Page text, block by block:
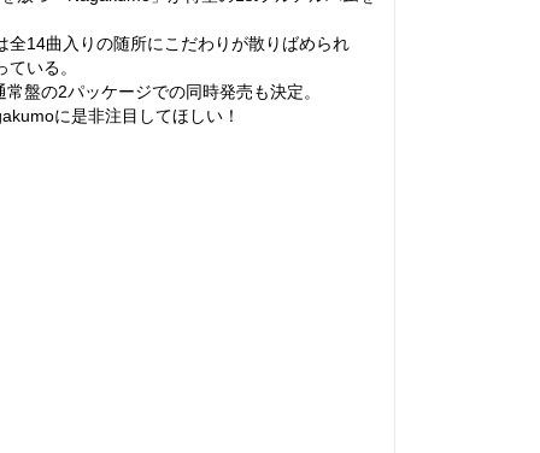
全14曲入りの随所にこだわりが散りばめられ
いる。
盤の2パッケージでの同時発売も決定。
に是非注目してほしい！